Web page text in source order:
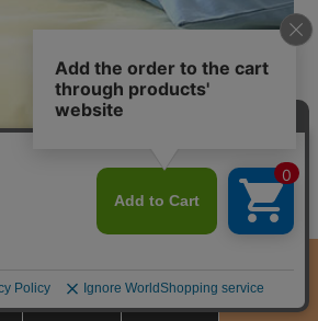
お買物ガイド カート